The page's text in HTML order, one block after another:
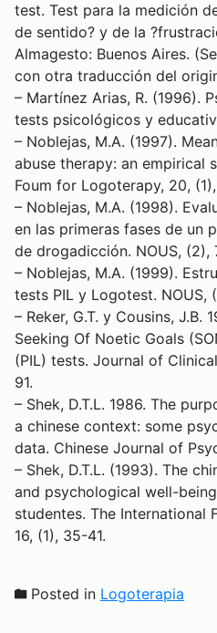
test. Test para la medición
de sentido? y de la
Almagesto: Buenos Aires.
con otra traducción del
– Martínez Arias, R. (1996).
tests psicológicos y
– Noblejas, M.A. (1997).
abuse therapy: an empirical
Foum for Logoterapy, 20,
– Noblejas, M.A. (1998).
en las primeras fases de un
de drogadicción. NOUS, (2),
– Noblejas, M.A. (1999).
tests PIL y Logotest. NOUS,
– Reker, G.T. y Cousins, J.B.
Seeking Of Noetic Goals
(PIL) tests. Journal of
91.
– Shek, D.T.L. 1986. The
a chinese context: some
data. Chinese Journal of
– Shek, D.T.L. (1993). The
and psychological well-
studentes. The International
16, (1), 35-41.
Posted in Logoterapia